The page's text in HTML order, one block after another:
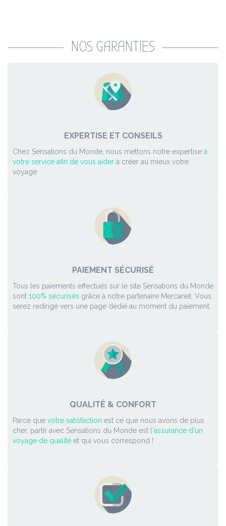
NOS GARANTIES
EXPERTISE ET CONSEILS
Chez Sensations du Monde, nous mettons notre expertise à
votre service afin de vous aider à créer au mieux votre
voyage
PAIEMENT SÉCURISÉ
Tous les paiements effectués sur le site Sensations du Monde
sont 100% sécurisés grâce à notre partenaire Mercanet. Vous
serez redirigé vers une page dédié au moment du paiement.
QUALITÉ & CONFORT
Parce que votre satisfaction est ce que nous avons de plus
cher, partir avec Sensations du Monde est l'assurance d'un
voyage de qualité et qui vous correspond !